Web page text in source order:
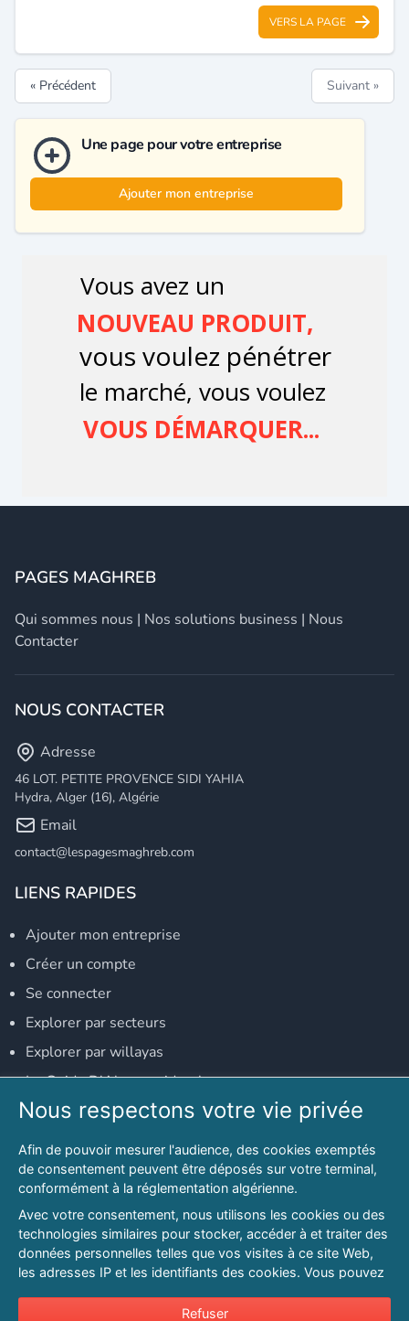
VERS LA PAGE
« Précédent Suivant »
Une page pour votre entreprise
Ajouter mon entreprise
PAGES MAGHREB
Qui sommes nous | Nos solutions business | Nous
Contacter
NOUS CONTACTER
Adresse
46 LOT. PETITE PROVENCE SIDI YAHIA
Hydra, Alger (16), Algérie
Email
contact@lespagesmaghreb.com
LIENS RAPIDES
Ajouter mon entreprise
Créer un compte
Se connecter
Explorer par secteurs
Explorer par willayas
Le Guide D'Alger, guide-alger.com
NOS RÉSEAUX SOCIAUX
Notre page Facebook
Notre page LinkedIn
Notre page Instagram
Notre page Twitter
Nous respectons votre vie privée
Afin de pouvoir mesurer l'audience, des cookies exemptés
de consentement peuvent être déposés sur votre terminal,
conformément à la réglementation algérienne.
Avec votre consentement, nous utilisons les cookies ou des
technologies similaires pour stocker, accéder à et traiter des
données personnelles telles que vos visites à ce site Web,
les adresses IP et les identifiants des cookies. Vous pouvez
sur l'intérêt légitime à tout moment en cliquant sur « Refuser
Refuser